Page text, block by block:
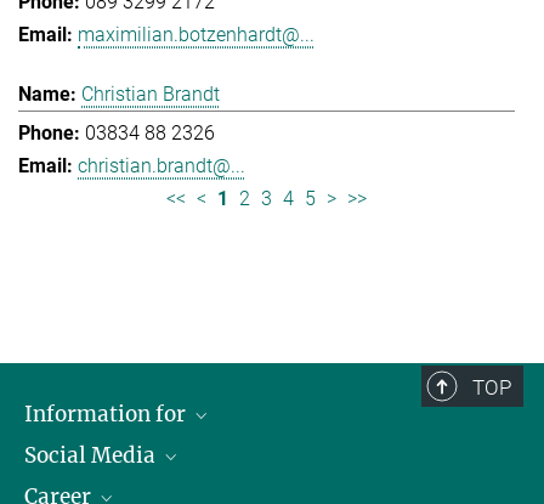
maximilian.botzenhardt@...
Christian Brandt
03834 88 2326
christian.brandt@...
<< < 1 2 3 4 5 > >>
TOP
Information for
Journalists
School
Social Media
LinkedIn
Career